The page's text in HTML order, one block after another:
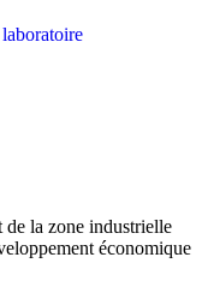
de la zone industrielle
économique